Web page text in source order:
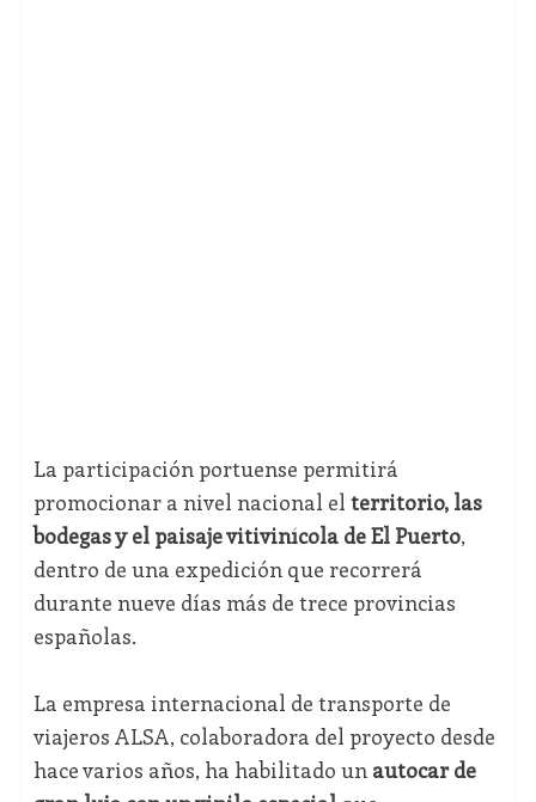
La participación portuense permitirá
promocionar a nivel nacional el territorio, las
bodegas y el paisaje vitivinícola de El Puerto,
dentro de una expedición que recorrerá
durante nueve días más de trece provincias
españolas.
La empresa internacional de transporte de
viajeros ALSA, colaboradora del proyecto desde
hace varios años, ha habilitado un autocar de